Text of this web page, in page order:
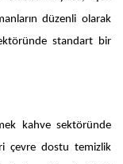
düzenli olarak
standart bir
kahve sektöründe
çevre dostu temizlik